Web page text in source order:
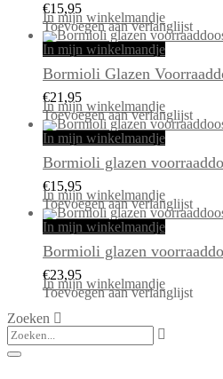
€15,95
In mijn winkelmandje
Toevoegen aan verlanglijst
In mijn winkelmandje
Bormioli Glazen
€21,95
In mijn winkelmandje
Toevoegen aan verlanglijst
In mijn winkelmandje
Bormioli glazen
€15,95
In mijn winkelmandje
Toevoegen aan verlanglijst
In mijn winkelmandje
Bormioli glazen
€23,95
In mijn winkelmandje
Toevoegen aan verlanglijst
Zoeken